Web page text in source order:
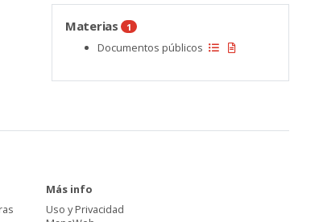
Materias 1
Documentos públicos
Más info
Uso y Privacidad